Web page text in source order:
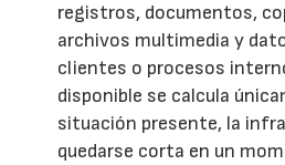
registros, documentos,
archivos multimedia y
clientes o procesos
disponible se calcula
situación presente, la
quedarse corta en un